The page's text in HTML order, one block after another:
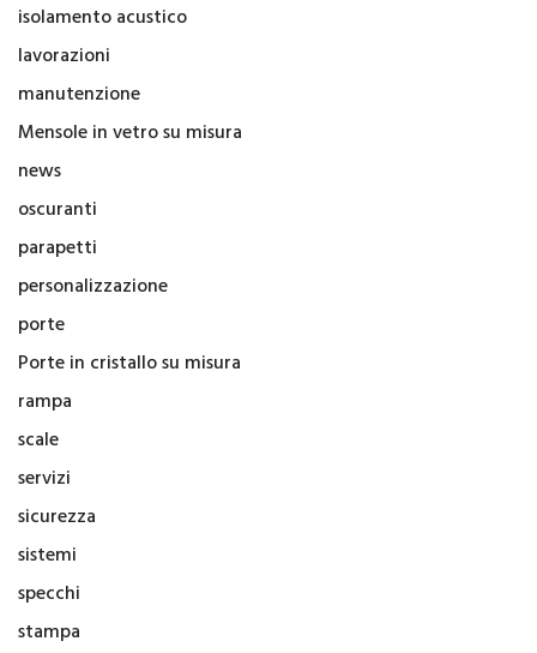
isolamento acustico
lavorazioni
manutenzione
Mensole in vetro su misura
news
oscuranti
parapetti
personalizzazione
porte
Porte in cristallo su misura
rampa
scale
servizi
sicurezza
sistemi
specchi
stampa